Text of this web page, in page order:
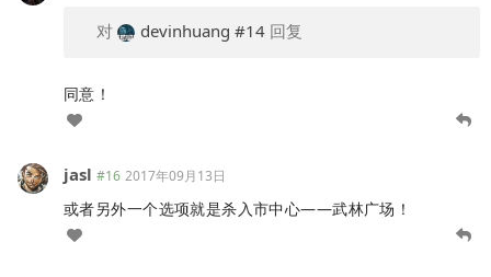
对 devinhuang #14 回复
同意！
jasl #16 2017年09月13日
或者另外一个选项就是杀入市中心——武林广场！